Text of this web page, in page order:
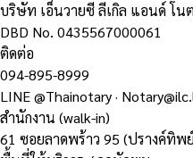
บริษัท เอ็นวายซี ลีเกิล แอนด์ โน
DBD No. 0435567000061
ติดต่อ
094-895-8999
LINE@Thainotary·
สำนักงาน (walk-in)
61 ซอยลาดพร้าว 95 (ปรางค์ทิพ